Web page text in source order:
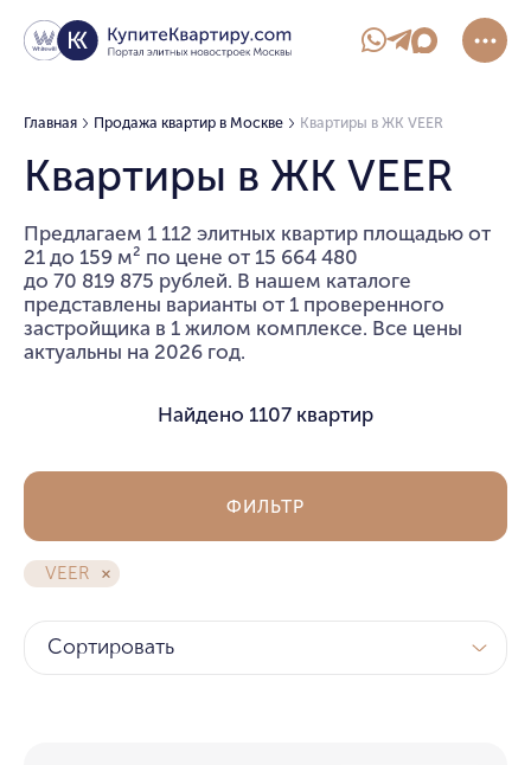
Главная Продажа квартир в Москве Квартиры в ЖК VEER
Квартиры в ЖК VEER
Предлагаем 1 112 элитных квартир площадью от
21 до 159 м² по цене от 15 664 480
до 70 819 875 рублей. В нашем каталоге
представлены варианты от 1 проверенного
застройщика в 1 жилом комплексе. Все цены
актуальны на 2026 год.
Найдено 1107 квартир
VEER
ФИЛЬТР
Сортировать